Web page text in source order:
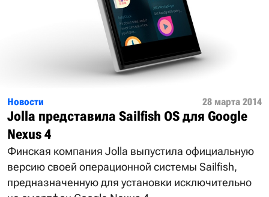
Новости 28 марта 2014
Jolla представила Sailfish OS для Google
Nexus 4
Финская компания Jolla выпустила официальную
версию своей операционной системы Sailfish,
предназначенную для установки исключительно